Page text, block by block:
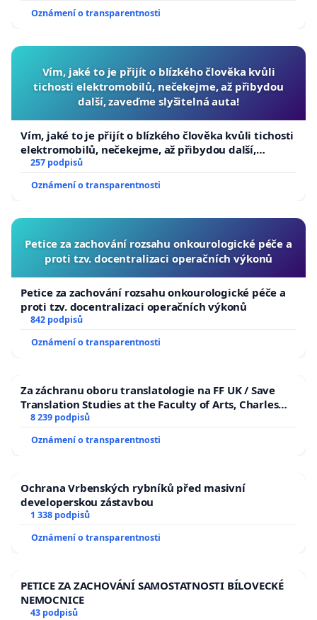
Oznámení o transparentnosti
Vím, jaké to je přijít o blízkého člověka kvůli
tichosti elektromobilů, nečekejme, až přibydou
další, zaveďme slyšitelná auta!
Vím, jaké to je přijít o blízkého člověka kvůli tichosti
elektromobilů, nečekejme, až přibydou další,
zaveďme slyšitelná auta!
257 podpisů
Oznámení o transparentnosti
Petice za zachování rozsahu onkourologické péče a
proti tzv. docentralizaci operačních výkonů
Petice za zachování rozsahu onkourologické péče a
proti tzv. docentralizaci operačních výkonů
842 podpisů
Oznámení o transparentnosti
Za záchranu oboru translatologie na FF UK / Save
Translation Studies at the Faculty of Arts, Charles
University
8 239 podpisů
Oznámení o transparentnosti
Ochrana Vrbenských rybníků před masivní
developerskou zástavbou
1 338 podpisů
Oznámení o transparentnosti
PETICE ZA ZACHOVÁNÍ SAMOSTATNOSTI BÍLOVECKÉ
NEMOCNICE
43 podpisů